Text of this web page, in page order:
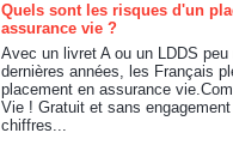
Quels sont les risques d'un
assurance vie ?
Avec un livret A ou un LDDS peu
dernières années, les Français
placement en assurance
Vie ! Gratuit et sans
chiffres...